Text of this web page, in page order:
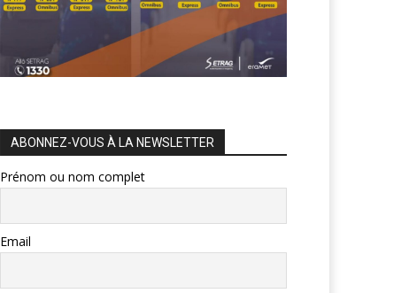
ABONNEZ-VOUS À LA NEWSLETTER
Prénom ou nom complet
Email